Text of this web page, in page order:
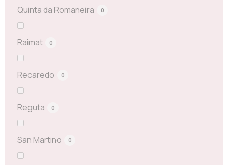
Quinta da Romaneira 0
Raimat 0
Recaredo 0
Reguta 0
San Martino 0